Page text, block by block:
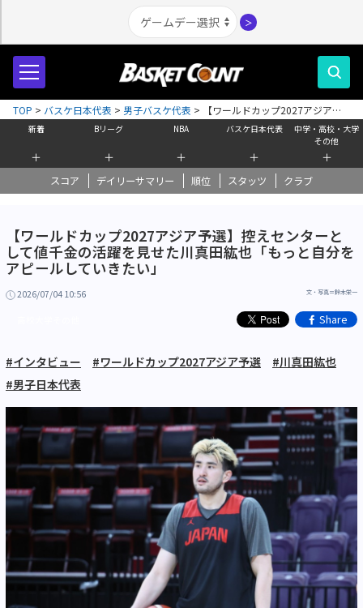
＞
新着
＋
Bリーグ
＋
NBA
＋
バスケ日本代表
＋
中学・高校・大学
その他
＋
スコア デイリーサマリー 順位 スタッツ クラブ
TOP > バスケ日本代表 > 男子バスケ代表 >
【ワールドカップ2027アジア予
選】控えセンターとして値千金の活躍を見せた川真田紘也「もっと自分をア
ピールしていきたい」
【ワールドカップ2027アジア予選】控えセンターと
して値千金の活躍を見せた川真田紘也「もっと自分を
アピールしていきたい」
2026/07/04 10:56 文・写真＝鈴木栄一
Share
#インタビュー #ワールドカップ2027アジア予選
#川真田紘也
#男子日本代表